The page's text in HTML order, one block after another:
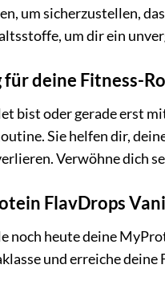
um sicherzustellen,
um dir ein
deine Fitness-
bist oder gerade erst
Sie helfen dir,
Verwöhne dich
FlavDrops
noch heute deine
und erreiche